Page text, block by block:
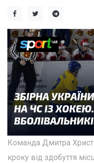
Команда Дмитра
кроку від здобуття